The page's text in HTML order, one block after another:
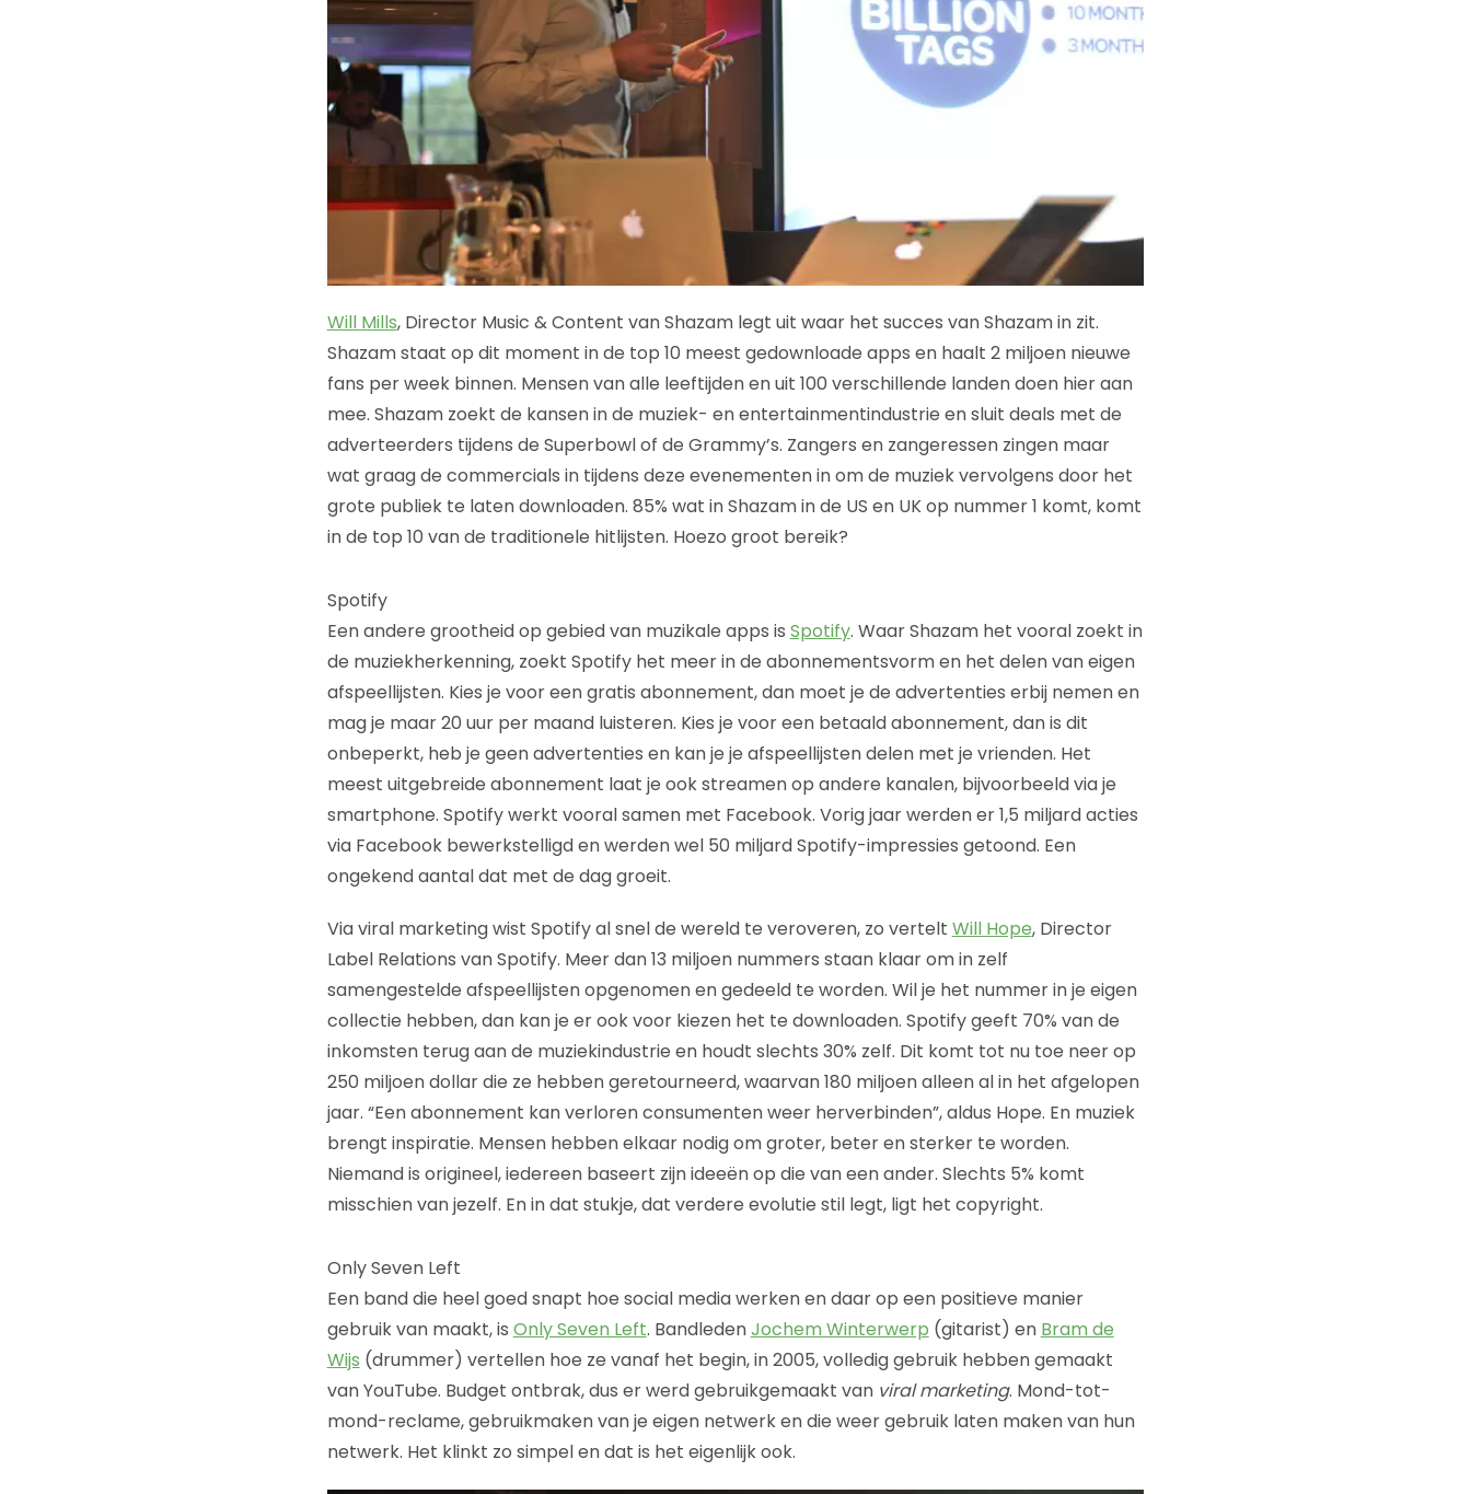
Will Mills, Director Music & Content van Shazam legt uit waar het succes van Shazam in zit.
Shazam staat op dit moment in de top 10 meest gedownloade apps en haalt 2 miljoen nieuwe
fans per week binnen. Mensen van alle leeftijden en uit 100 verschillende landen doen hier aan
mee. Shazam zoekt de kansen in de muziek- en entertainmentindustrie en sluit deals met de
adverteerders tijdens de Superbowl of de Grammy’s. Zangers en zangeressen zingen maar
wat graag de commercials in tijdens deze evenementen in om de muziek vervolgens door het
grote publiek te laten downloaden. 85% wat in Shazam in de US en UK op nummer 1 komt, komt
in de top 10 van de traditionele hitlijsten. Hoezo groot bereik?
Spotify
Een andere grootheid op gebied van muzikale apps is Spotify. Waar Shazam het vooral zoekt in
de muziekherkenning, zoekt Spotify het meer in de abonnementsvorm en het delen van eigen
afspeellijsten. Kies je voor een gratis abonnement, dan moet je de advertenties erbij nemen en
mag je maar 20 uur per maand luisteren. Kies je voor een betaald abonnement, dan is dit
onbeperkt, heb je geen advertenties en kan je je afspeellijsten delen met je vrienden. Het
meest uitgebreide abonnement laat je ook streamen op andere kanalen, bijvoorbeeld via je
smartphone. Spotify werkt vooral samen met Facebook. Vorig jaar werden er 1,5 miljard acties
via Facebook bewerkstelligd en werden wel 50 miljard Spotify-impressies getoond. Een
ongekend aantal dat met de dag groeit.
Via viral marketing wist Spotify al snel de wereld te veroveren, zo vertelt Will Hope, Director
Label Relations van Spotify. Meer dan 13 miljoen nummers staan klaar om in zelf
samengestelde afspeellijsten opgenomen en gedeeld te worden. Wil je het nummer in je eigen
collectie hebben, dan kan je er ook voor kiezen het te downloaden. Spotify geeft 70% van de
inkomsten terug aan de muziekindustrie en houdt slechts 30% zelf. Dit komt tot nu toe neer op
250 miljoen dollar die ze hebben geretourneerd, waarvan 180 miljoen alleen al in het afgelopen
jaar. “Een abonnement kan verloren consumenten weer herverbinden”, aldus Hope. En muziek
brengt inspiratie. Mensen hebben elkaar nodig om groter, beter en sterker te worden.
Niemand is origineel, iedereen baseert zijn ideeën op die van een ander. Slechts 5% komt
misschien van jezelf. En in dat stukje, dat verdere evolutie stil legt, ligt het copyright.
Only Seven Left
Een band die heel goed snapt hoe social media werken en daar op een positieve manier
gebruik van maakt, is Only Seven Left. BandledenJochem Winterwerp (gitarist) en Bram de
Wijs (drummer) vertellen hoe ze vanaf het begin, in 2005, volledig gebruik hebben gemaakt
van YouTube. Budget ontbrak, dus er werd gebruikgemaakt van viral marketing. Mond-tot-
mond-reclame, gebruikmaken van je eigen netwerk en die weer gebruik laten maken van hun
netwerk. Het klinkt zo simpel en dat is het eigenlijk ook.